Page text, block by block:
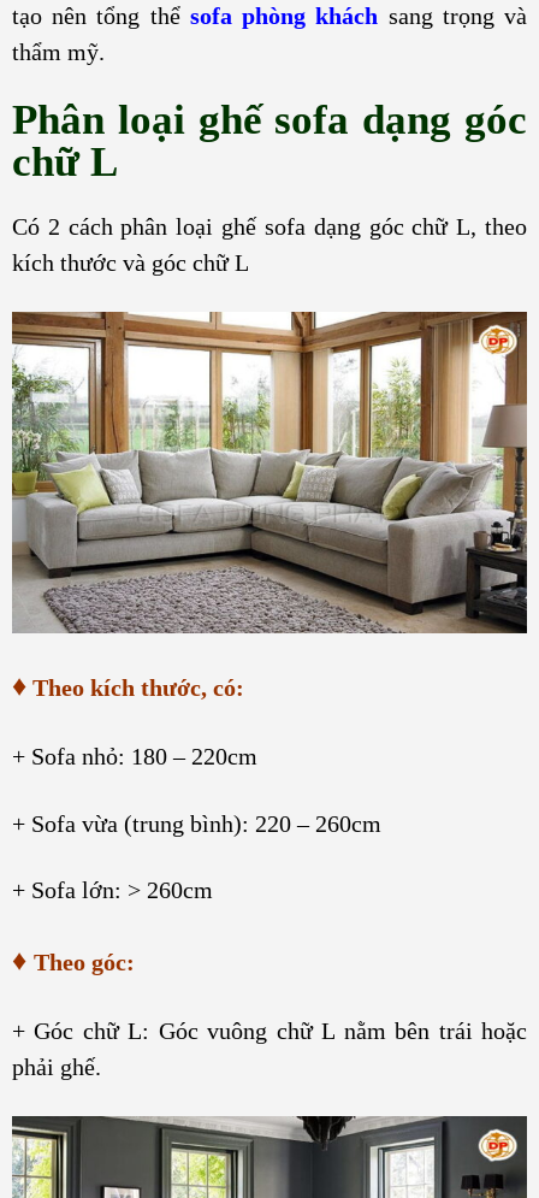
tạo nên tổng thể sofa phòng khách sang trọng và
thẩm mỹ.
Phân loại ghế sofa dạng góc
chữ L
Có 2 cách phân loại ghế sofa dạng góc chữ L, theo
kích thước và góc chữ L
♦ Theo kích thước, có:
+ Sofa nhỏ: 180 – 220cm
+ Sofa vừa (trung bình): 220 – 260cm
+ Sofa lớn: > 260cm
♦ Theo góc:
+ Góc chữ L: Góc vuông chữ L nằm bên trái hoặc
phải ghế.